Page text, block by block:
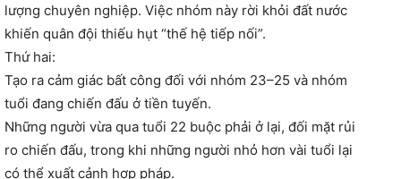
lượng chuyên nghiệp. Việc nhóm này rời khỏi đất nước
khiến quân đội thiếu hụt “thế hệ tiếp nối”.
Thứ hai:
Tạo ra cảm giác bất công đối với nhóm 23–25 và nhóm
tuổi đang chiến đấu ở tiền tuyến.
Những người vừa qua tuổi 22 buộc phải ở lại, đối mặt rủi
ro chiến đấu, trong khi những người nhỏ hơn vài tuổi lại
có thể xuất cảnh hợp pháp.